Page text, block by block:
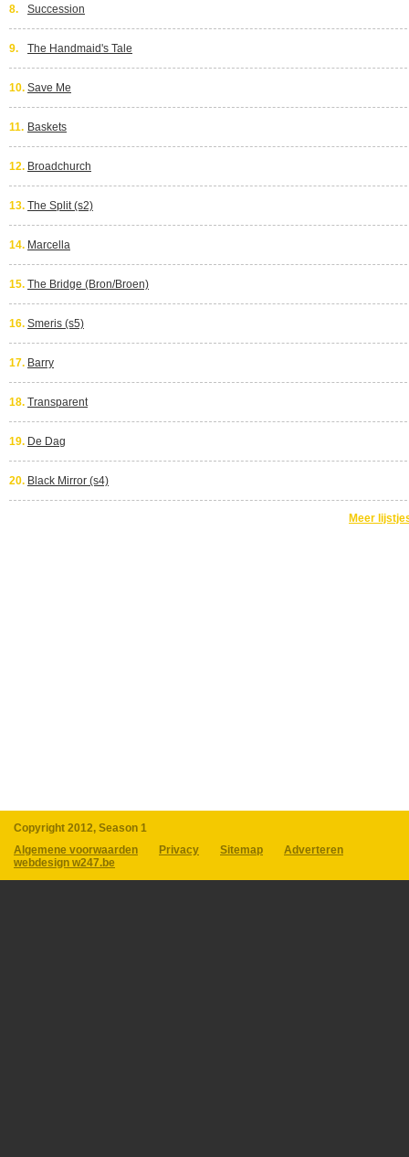
8. Succession
9. The Handmaid's Tale
10. Save Me
11. Baskets
12. Broadchurch
13. The Split (s2)
14. Marcella
15. The Bridge (Bron/Broen)
16. Smeris (s5)
17. Barry
18. Transparent
19. De Dag
20. Black Mirror (s4)
Meer
Copyright 2012, Season 1
Algemene voorwaarden
Privacy Sitemap
Adverteren
webdesign w247.be